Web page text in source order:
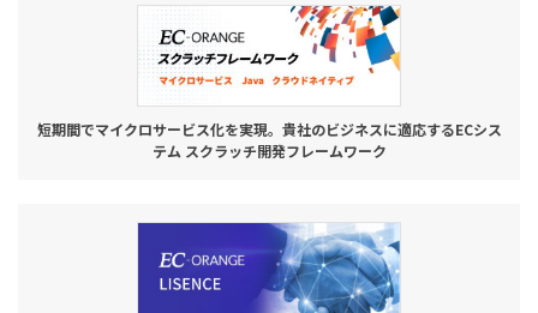
短期間でマイクロサービス化を実現。貴社のビジネスに適応するECシス
テム スクラッチ開発フレームワーク